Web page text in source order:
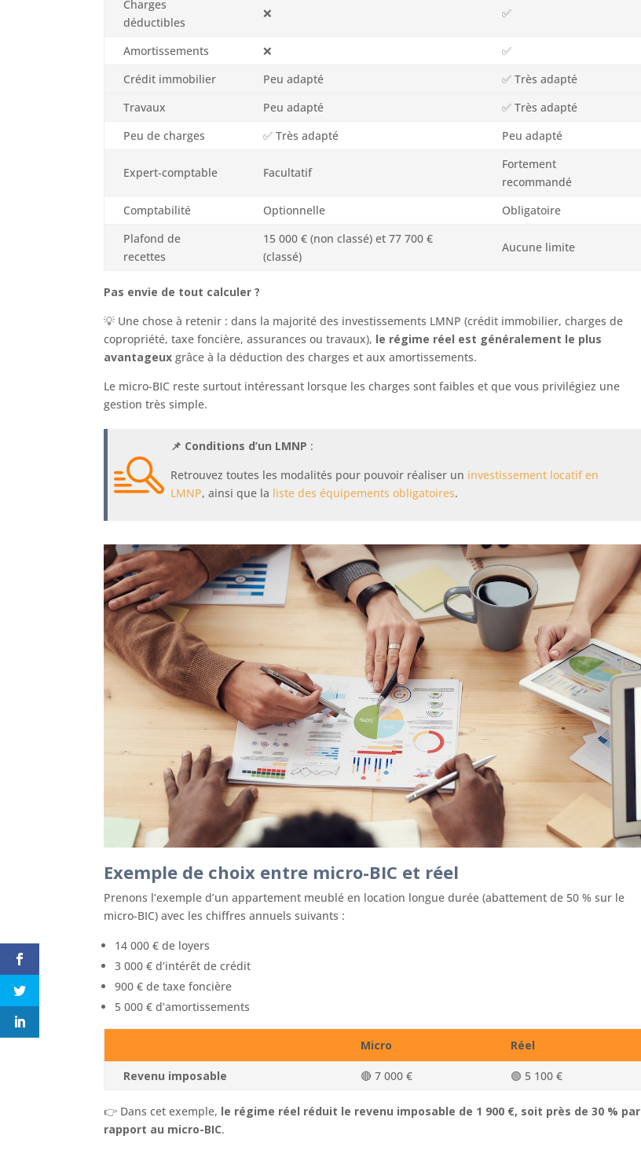
Charges
déductibles
❌ ✅
Amortissements ❌
✅
Crédit immobilier
Peu adapté
✅ Très adapté
Travaux
Peu adapté
✅ Très adapté
Peu de charges
✅ Très adapté Peu adapté
Expert-comptable Facultatif
Fortement
recommandé
Comptabilité
Optionnelle
Obligatoire
Plafond de
recettes
15 000 € (non classé) et 77 700 €
(classé)
Aucune limite
Pas envie de tout calculer ?
💡 Une chose à retenir : dans la majorité des investissements LMNP (crédit immobilier, charges de
copropriété, taxe foncière, assurances ou travaux), le régime réel est généralement le plus
avantageux grâce à la déduction des charges et aux amortissements.
Le micro-BIC reste surtout intéressant lorsque les charges sont faibles et que vous privilégiez une
gestion très simple.
📌 Conditions d’un LMNP :
Retrouvez toutes les modalités pour pouvoir réaliser un investissement locatif en
LMNP, ainsi que la liste des équipements obligatoires.
Exemple de choix entre micro-BIC et réel
Prenons l’exemple d’un appartement meublé en location longue durée (abattement de 50 % sur le
micro-BIC) avec les chiffres annuels suivants :
14 000 € de loyers
3 000 € d’intérêt de crédit
900 € de taxe foncière
5 000 € d’amortissements
Micro Réel
Revenu imposable 🔴 7 000 € 🟢 5 100 €
👉 Dans cet exemple, le régime réel réduit le revenu imposable de 1 900 €, soit près de 30 % par
rapport au micro-BIC.